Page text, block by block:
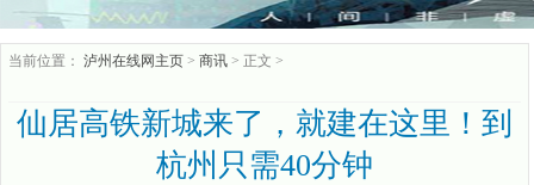
当前位置： 泸州在线网主页 > 商讯 > 正文 >
仙居高铁新城来了，就建在这里！到
杭州只需40分钟